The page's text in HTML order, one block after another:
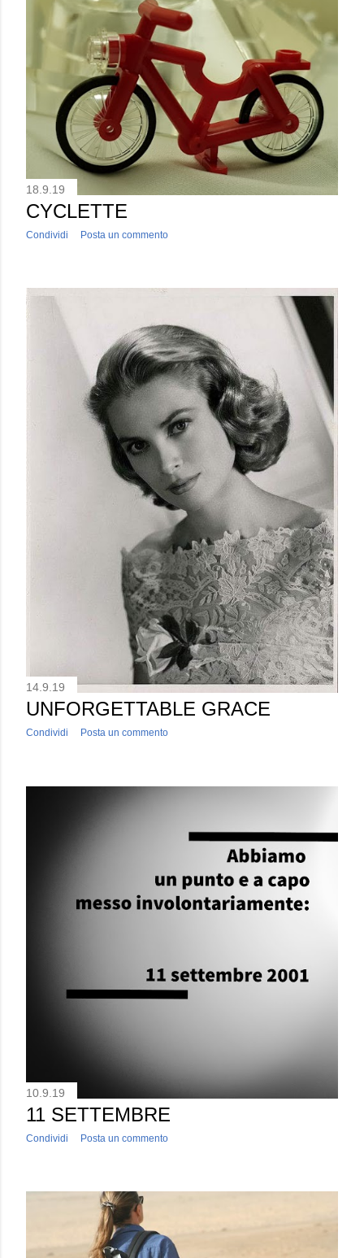
18.9.19
CYCLETTE
Condividi Posta un commento
14.9.19
UNFORGETTABLE GRACE
Condividi Posta un commento
10.9.19
11 SETTEMBRE
Condividi Posta un commento